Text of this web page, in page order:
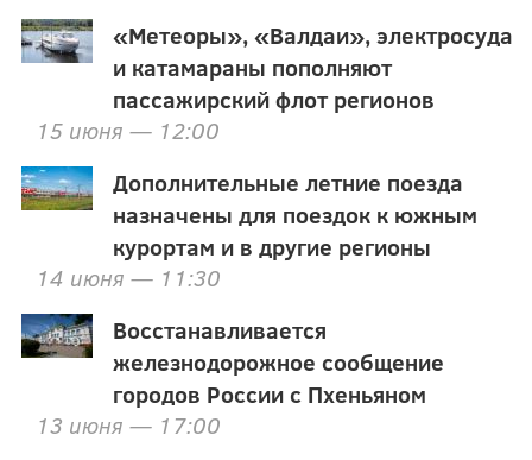
«Метеоры», «Валдаи», электросуда
и катамараны пополняют
пассажирский флот регионов
15 июня — 12:00
Дополнительные летние поезда
назначены для поездок к южным
курортам и в другие регионы
14 июня — 11:30
Восстанавливается
железнодорожное сообщение
городов России с Пхеньяном
13 июня — 17:00